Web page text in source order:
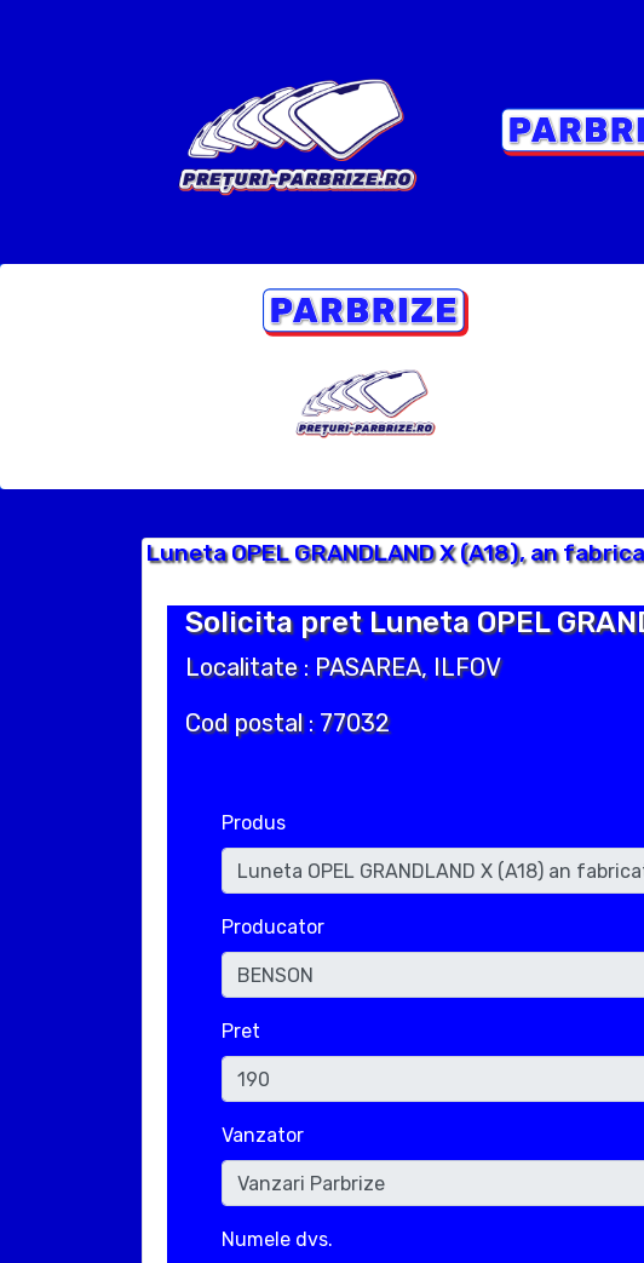
Luneta OPEL GRANDLAND X (A18), an
Solicita pret Luneta OPEL
Localitate : PASAREA, ILFOV
Cod postal : 77032
Produs
Producator
Pret
Vanzator
Numele dvs.